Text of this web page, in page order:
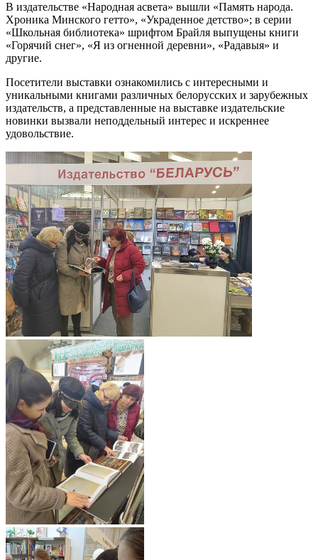
В издательстве «Народная асвета» вышли «Память народа.
Хроника Минского гетто», «Украденное детство»; в серии
«Школьная библиотека» шрифтом Брайля выпущены книги
«Горячий снег», «Я из огненной деревни», «Радавыя» и
другие.
Посетители выставки ознакомились с интересными и
уникальными книгами различных белорусских и зарубежных
издательств, а представленные на выставке издательские
новинки вызвали неподдельный интерес и искреннее
удовольствие.